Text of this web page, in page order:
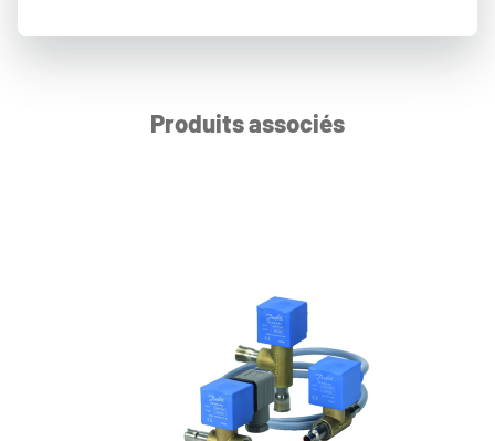
Produits associés